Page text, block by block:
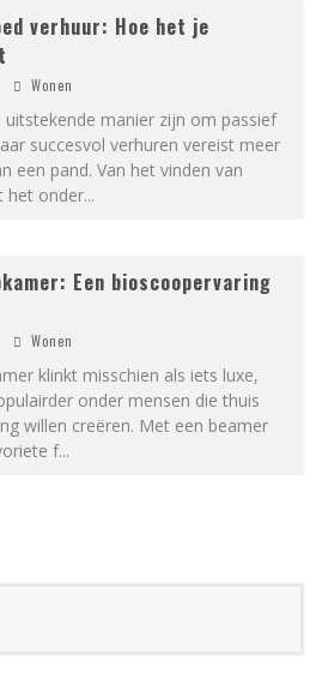
verhuur: Hoe het je
Wonen
uitstekende manier zijn om passief
succesvol verhuren vereist meer
een pand. Van het vinden van
het onder...
Een bioscoopervaring
Wonen
klinkt misschien als iets luxe,
onder mensen die thuis
willen creëren. Met een beamer
f...